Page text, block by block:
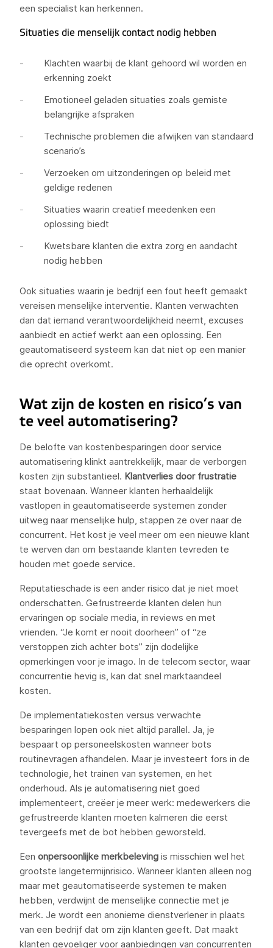
een specialist kan herkennen.
Situaties die menselijk contact nodig hebben
Klachten waarbij de klant gehoord wil worden en
erkenning zoekt
Emotioneel geladen situaties zoals gemiste
belangrijke afspraken
Technische problemen die afwijken van standaard
scenario’s
Verzoeken om uitzonderingen op beleid met
geldige redenen
Situaties waarin creatief meedenken een
oplossing biedt
Kwetsbare klanten die extra zorg en aandacht
nodig hebben
Ook situaties waarin je bedrijf een fout heeft gemaakt
vereisen menselijke interventie. Klanten verwachten
dan dat iemand verantwoordelijkheid neemt, excuses
aanbiedt en actief werkt aan een oplossing. Een
geautomatiseerd systeem kan dat niet op een manier
die oprecht overkomt.
Wat zijn de kosten en risico’s van
te veel automatisering?
De belofte van kostenbesparingen door service
automatisering klinkt aantrekkelijk, maar de verborgen
kosten zijn substantieel. Klantverlies door frustratie
staat bovenaan. Wanneer klanten herhaaldelijk
vastlopen in geautomatiseerde systemen zonder
uitweg naar menselijke hulp, stappen ze over naar de
concurrent. Het kost je veel meer om een nieuwe klant
te werven dan om bestaande klanten tevreden te
houden met goede service.
Reputatieschade is een ander risico dat je niet moet
onderschatten. Gefrustreerde klanten delen hun
ervaringen op sociale media, in reviews en met
vrienden. “Je komt er nooit doorheen” of “ze
verstoppen zich achter bots” zijn dodelijke
opmerkingen voor je imago. In de telecom sector, waar
concurrentie hevig is, kan dat snel marktaandeel
kosten.
De implementatiekosten versus verwachte
besparingen lopen ook niet altijd parallel. Ja, je
bespaart op personeelskosten wanneer bots
routinevragen afhandelen. Maar je investeert fors in de
technologie, het trainen van systemen, en het
onderhoud. Als je automatisering niet goed
implementeert, creëer je meer werk: medewerkers die
gefrustreerde klanten moeten kalmeren die eerst
tevergeefs met de bot hebben geworsteld.
Een onpersoonlijke merkbeleving is misschien wel het
grootste langetermijnrisico. Wanneer klanten alleen nog
maar met geautomatiseerde systemen te maken
hebben, verdwijnt de menselijke connectie met je
merk. Je wordt een anonieme dienstverlener in plaats
van een bedrijf dat om zijn klanten geeft. Dat maakt
klanten gevoeliger voor aanbiedingen van concurrenten